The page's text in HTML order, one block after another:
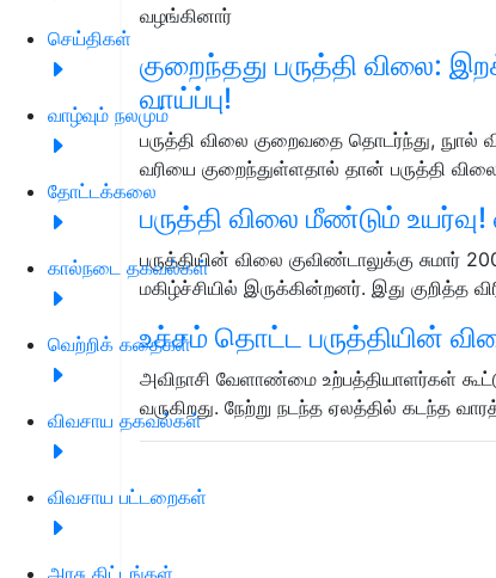
செய்திகள்
வாழ்வும் நலமும்
தோட்டக்கலை
கால்நடை தகவல்கள்
வெற்றிக் கதைகள்
விவசாய தகவல்கள்
விவசாய பட்டறைகள்
அரசு திட்டங்கள்
வழங்கினார்
குறைந்தது பருத்தி விலை:
வாய்ப்பு!
பருத்தி விலை குறைவதை தொடர்ந்து, நுால்
வரியை குறைந்துள்ளதால் தான் பருத்தி
பருத்தி விலை மீண்டும் உயர்வு!
பருத்தியின் விலை குவிண்டாலுக்கு சுமார்
மகிழ்ச்சியில் இருக்கின்றனர். இது குறித்த
உச்சம் தொட்ட பருத்தியின்
அவிநாசி வேளாண்மை உற்பத்தியாளர்கள்
வருகிறது. நேற்று நடந்த ஏலத்தில் கடந்த